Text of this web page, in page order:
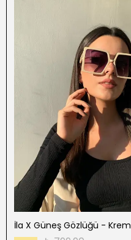
İla X Güneş Gözlüğü - Krem